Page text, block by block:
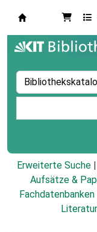
Erweiterte Suche
Aufsätze &
Fachdatenbanken